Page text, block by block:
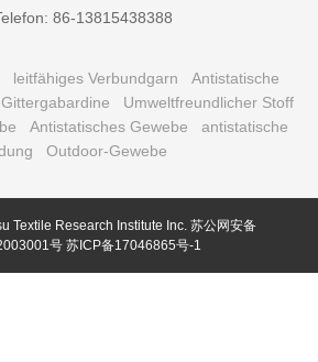
86-13815438388
leitfähiges Verbundgarn
Antistatische
Umweltfreundlicher Stoff
Antistatisches Gewebe
antistatische
Outdoor-Gewebe
Textile Research Institute Inc. 苏公网安备
号 苏ICP备17046865号-1